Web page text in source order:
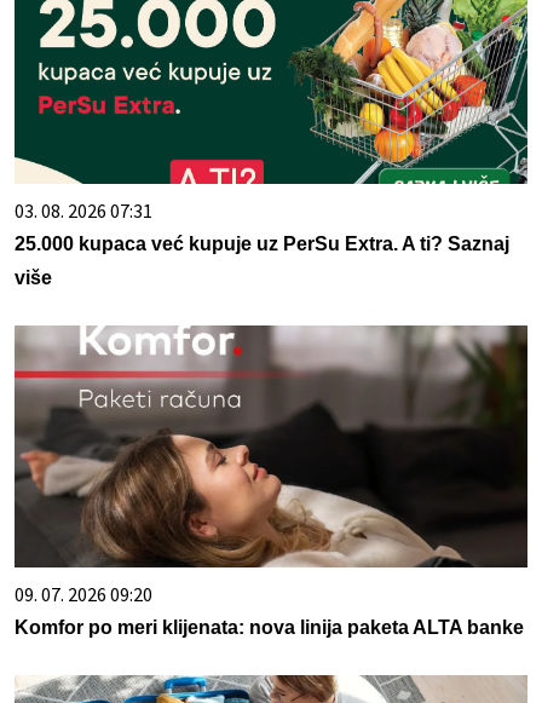
03. 08. 2026 07:31
25.000 kupaca već kupuje uz PerSu Extra. A ti? Saznaj
više
09. 07. 2026 09:20
Komfor po meri klijenata: nova linija paketa ALTA banke